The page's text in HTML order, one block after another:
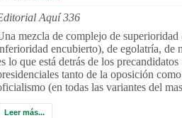
Aquí 336
mezcla de complejo de superioridad
encubierto), de egolatría, de
lo que está detrás de los precandidatos
tanto de la oposición
(en todas las variantes del
Leer más...